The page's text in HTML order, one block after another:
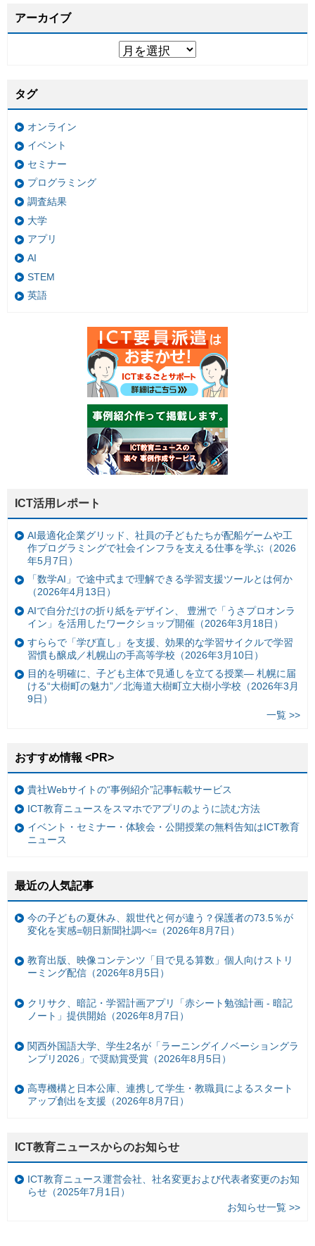
アーカイブ
タグ
オンライン
イベント
セミナー
プログラミング
調査結果
大学
アプリ
AI
STEM
英語
ICT活用レポート
AI最適化企業グリッド、社員の子どもたちが配船ゲームや工
作プログラミングで社会インフラを支える仕事を学ぶ（2026
年5月7日）
「数学AI」で途中式まで理解できる学習支援ツールとは何か
（2026年4月13日）
AIで自分だけの折り紙をデザイン、 豊洲で「うさプロオンラ
イン」を活用したワークショップ開催（2026年3月18日）
すららで「学び直し」を支援、効果的な学習サイクルで学習
習慣も醸成／札幌山の手高等学校（2026年3月10日）
目的を明確に、子ども主体で見通しを立てる授業— 札幌に届
ける“大樹町の魅力”／北海道大樹町立大樹小学校（2026年3月
9日）
一覧 >>
おすすめ情報 <PR>
貴社Webサイトの“事例紹介”記事転載サービス
ICT教育ニュースをスマホでアプリのように読む方法
イベント・セミナー・体験会・公開授業の無料告知はICT教育
ニュース
最近の人気記事
今の子どもの夏休み、親世代と何が違う？保護者の73.5％が
変化を実感=朝日新聞社調べ=（2026年8月7日）
教育出版、映像コンテンツ「目で見る算数」個人向けストリ
ーミング配信（2026年8月5日）
クリサク、暗記・学習計画アプリ「赤シート勉強計画 - 暗記
ノート」提供開始（2026年8月7日）
関西外国語大学、学生2名が「ラーニングイノベーショングラ
ンプリ2026」で奨励賞受賞（2026年8月5日）
高専機構と日本公庫、連携して学生・教職員によるスタート
アップ創出を支援（2026年8月7日）
ICT教育ニュースからのお知らせ
ICT教育ニュース運営会社、社名変更および代表者変更のお知
らせ（2025年7月1日）
お知らせ一覧 >>